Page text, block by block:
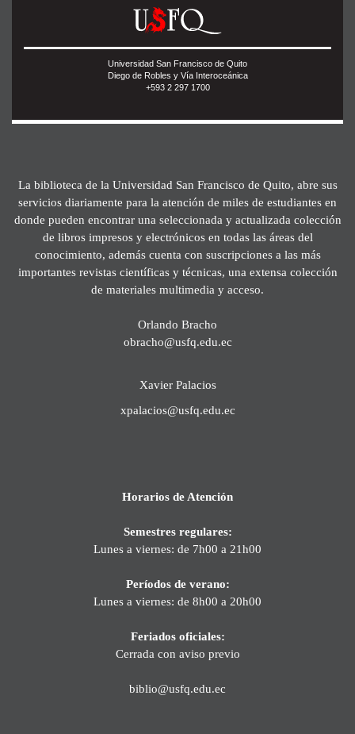
Universidad San Francisco de Quito
Diego de Robles y Vía Interoceánica
+593 2 297 1700
La biblioteca de la Universidad San Francisco de Quito, abre sus
servicios diariamente para la atención de miles de estudiantes en
donde pueden encontrar una seleccionada y actualizada colección
de libros impresos y electrónicos en todas las áreas del
conocimiento, además cuenta con suscripciones a las más
importantes revistas científicas y técnicas, una extensa colección
de materiales multimedia y acceso.
Orlando Bracho
obracho@usfq.edu.ec
Xavier Palacios
xpalacios@usfq.edu.ec
Horarios de Atención
Semestres regulares:
Lunes a viernes: de 7h00 a 21h00
Períodos de verano:
Lunes a viernes: de 8h00 a 20h00
Feriados oficiales:
Cerrada con aviso previo
biblio@usfq.edu.ec